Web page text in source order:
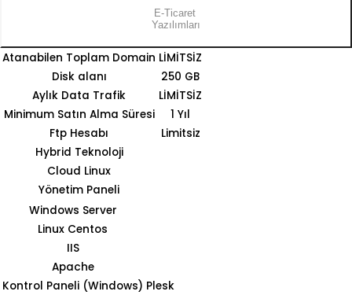
E-Ticaret
Yazılımları
Atanabilen Toplam Domain LİMİTSİZ
Disk alanı
250 GB
Aylık Data Trafik
LİMİTSİZ
Minimum Satın Alma Süresi
1 Yıl
Ftp Hesabı
Limitsiz
Hybrid Teknoloji
Cloud Linux
Yönetim Paneli
Windows Server
Linux Centos
IIS
Apache
Kontrol Paneli (Windows) Plesk